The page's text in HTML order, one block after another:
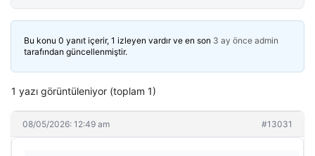
Bu konu 0 yanıt içerir, 1 izleyen vardır ve en son 3 ay önce admin
tarafından güncellenmiştir.
1 yazı görüntüleniyor (toplam 1)
08/05/2026: 12:49 am #13031